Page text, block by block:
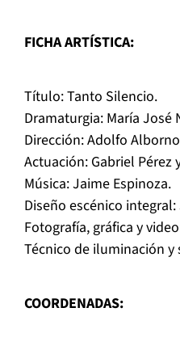
FICHA ARTÍSTICA:
Título: Tanto Silencio.
Dramaturgia: María José
Dirección: Adolfo
Actuación: Gabriel Pérez
Música: Jaime Espinoza.
Diseño escénico
Fotografía, gráfica y
Técnico de iluminación y
COORDENADAS: